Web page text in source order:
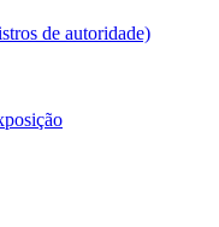
de autoridade)